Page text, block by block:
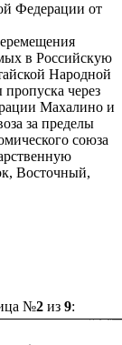
Федерации от
в Российскую
Народной
через
Махалино и
за пределы
союза
Восточный,
№2из 9: